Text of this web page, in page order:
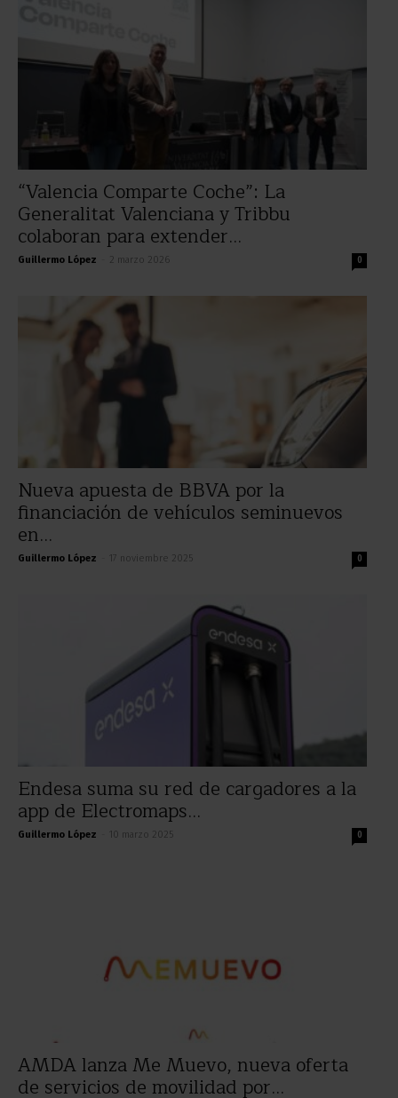
“Valencia Comparte Coche”: La
Generalitat Valenciana y Tribbu
colaboran para extender...
Guillermo López 2 marzo 2026 0
Nueva apuesta de BBVA por la
financiación de vehículos seminuevos
en...
Guillermo López 17 noviembre 2025 0
Endesa suma su red de cargadores a la
app de Electromaps...
Guillermo López 10 marzo 2025 0
AMDA lanza Me Muevo, nueva oferta
de servicios de movilidad por...